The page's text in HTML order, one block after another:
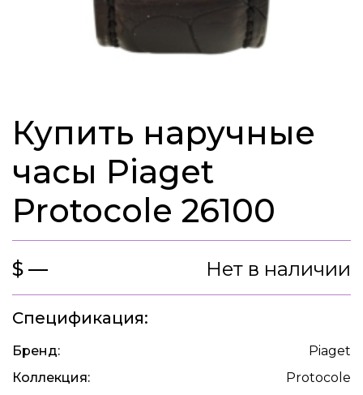
Купить наручные
часы Piaget
Protocole 26100
$ — Нет в наличии
Спецификация:
Бренд:
Piaget
Коллекция:
Protocole